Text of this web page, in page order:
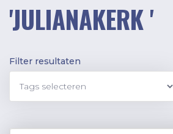
'JULIANAKERK '
Filter resultaten